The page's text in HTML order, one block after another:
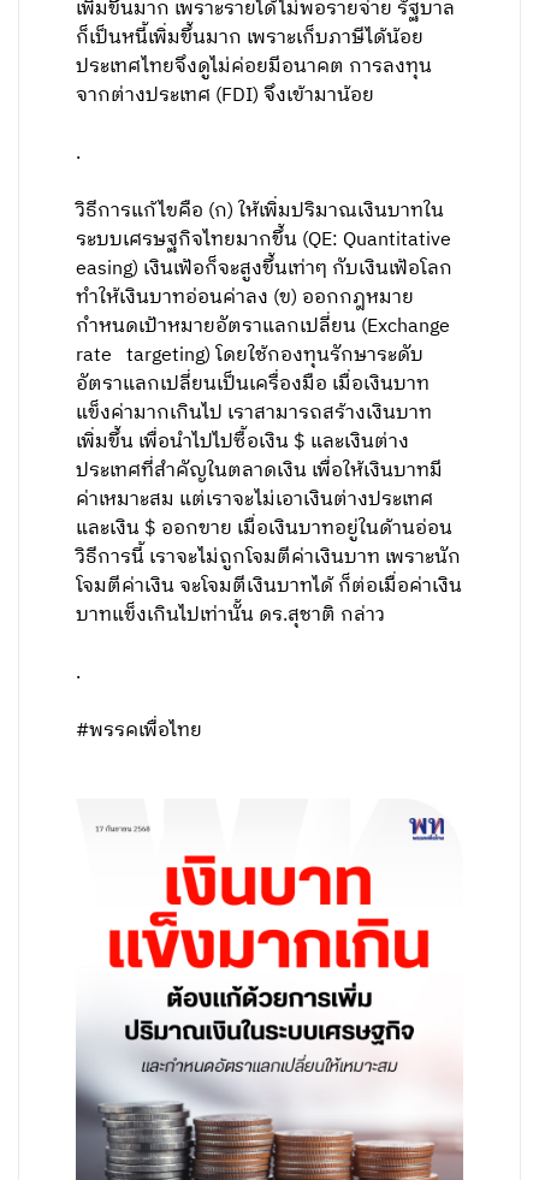
เพิ่มขึ้น​มาก​ เพราะรายได้ไม่พอรายจ่าย​ รัฐบาล
ก็เป็นหนี้เพิ่มขึ้นมาก​ เพราะเก็บภาษีได้น้อย
ประเทศ​ไทยจึงดูไม่ค่อยมีอนาคต​ การลงทุน
จากต่างประเทศ (FDI) จึงเข้ามาน้อย
.
วิธีการแก้ไข​​คือ​ (ก)​ ให้เพิ่มปริมาณเงินบาทใน
ระ​บบเศรษฐกิจไทย​มากขึ้น​ (QE: Quantitative
easing)​ เงินเฟ้อก็จะสูงขึ้นเท่าๆ​ กับเงินเฟ้อโลก​
ทำให้เงินบาทอ่อนค่าลง​ (ข)​ ออกกฎหมาย
กำหนดเป้าหมายอัตราแลกเป​ลี่ยน​ (Exchange
rate targeting)​ โดยใช้กองทุนรักษาระดับ​
อัตรา​แลกเปลี่ยน​เป็นเครื่องมือ เมื่อเงินบาท
แข็ง​ค่ามากเกินไป​ เราสามารถ​สร้างเงินบาท
เพิ่มขึ้น​ เพื่อนำไปไปซื้อ​เงิน $ และเงินต่าง
ประเทศที่สำคัญในตลาดเงิน​ เพื่อให้เงินบาทมี
ค่าเหมาะสม​ แต่เราจะไม่เอา​เงินต่างประเทศ
และเงิน $ ออกขาย​ เมื่อเงินบาทอยู่ในด้านอ่อน​
วิธีการนี้​ เราจะไม่ถูกโจม​ตีค่าเงินบาท​ เพราะ​นัก
โจมตีค่าเงิน​ จะโจม​ตีเงินบาทได้​ ก็ต่อเมื่อค่าเงิน
บาทแข็งเกินไปเท่านั้น​ ดร.สุชาติ​ กล่าว
.
#พรรคเพื่อไทย